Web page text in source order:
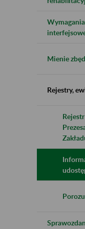
Mienie
Rejestry,